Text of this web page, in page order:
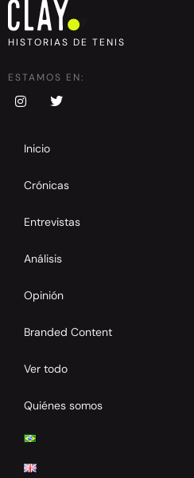
HISTORIAS DE TENIS
ESTAMOS EN:
Inicio
Crónicas
Entrevistas
Análisis
Opinión
Branded Content
Ver todo
Quiénes somos